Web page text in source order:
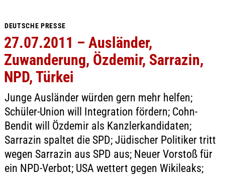
DEUTSCHE PRESSE
27.07.2011 – Ausländer,
Zuwanderung, Özdemir, Sarrazin,
NPD, Türkei
Junge Ausländer würden gern mehr helfen;
Schüler-Union will Integration fördern; Cohn-
Bendit will Özdemir als Kanzlerkandidaten;
Sarrazin spaltet die SPD; Jüdischer Politiker tritt
wegen Sarrazin aus SPD aus; Neuer Vorstoß für
ein NPD-Verbot; USA wettert gegen Wikileaks;